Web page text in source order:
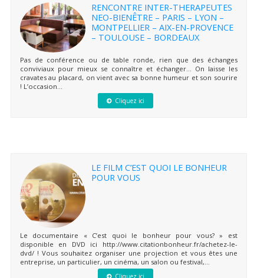
RENCONTRE INTER-THERAPEUTES
NEO-BIENÊTRE – PARIS – LYON –
MONTPELLIER – AIX-EN-PROVENCE
– TOULOUSE – BORDEAUX
Pas de conférence ou de table ronde, rien que des échanges
conviviaux pour mieux se connaître et échanger… On laisse les
cravates au placard, on vient avec sa bonne humeur et son sourire
! L’occasion...
Cliquez ici
LE FILM C’EST QUOI LE BONHEUR
POUR VOUS
Le documentaire « C’est quoi le bonheur pour vous? » est
disponible en DVD ici http://www.citationbonheur.fr/achetez-le-
dvd/ ! Vous souhaitez organiser une projection et vous êtes une
entreprise, un particulier, un cinéma, un salon ou festival,...
Cliquez ici